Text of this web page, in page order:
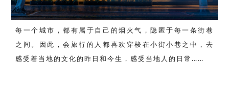
每一个城市，都有属于自己的烟火气，隐匿于每一条街巷
之间。因此，会旅行的人都喜欢穿梭在小街小巷之中，去
感受着当地的文化的昨日和今生，感受当地人的日常……